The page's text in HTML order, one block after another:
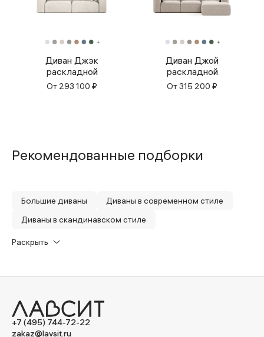
Диван Джэк
раскладной
От 293 100 ₽
Диван Джой
раскладной
От315 200 ₽
Рекомендованные подборки
Большие диваны
Диваны в современном стиле
Диваны в скандинавском стиле
Диваны с оттоманкой
Двухместные диваны
Угловые диваны
Раскрыть
+7 (495) 744-72-22
zakaz@lavsit.ru